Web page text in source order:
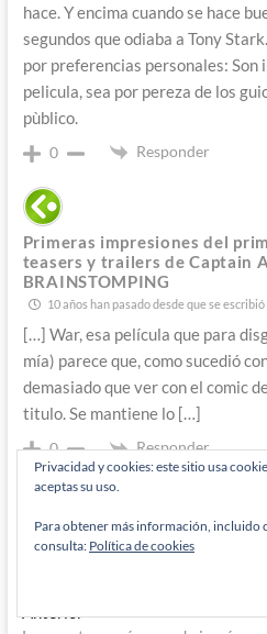
hace. Y encima cuando se hace
segundos que odiaba a Tony
por preferencias personales: Son
pelicula, sea por pereza de los
pùblico.
0 Responder
Primeras impresiones del
teasers y trailers de Captain
BRAINSTOMPING
10 años han pasado desde que se
[…] War, esa película que para
mía) parece que, como sucedió
demasiado que ver con el comic
titulo. Se mantiene lo […]
0 Responder
Navegación
Anterior
Privacidad y cookies: este sitio usa
aceptas su uso.
Para obtener más información, incluido
consulta: Política de cookies